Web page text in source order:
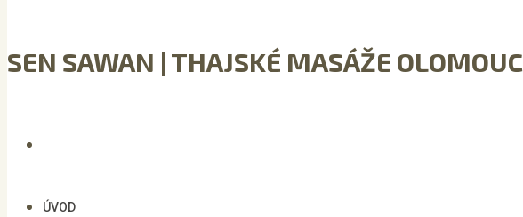
SEN SAWAN | THAJSKÉ MASÁŽE OLOMOUC
ÚVOD